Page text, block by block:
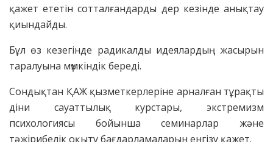
қажет ететін сотталғандарды дер кезінде анықтау
қиындайды.
Бұл өз кезегінде радикалды идеялардың жасырын
таралуына мүмкіндік береді.
Сондықтан ҚАЖ қызметкерлеріне арналған тұрақты
діни сауаттылық курстары, экстремизм
психологиясы бойынша семинарлар және
тәжірибелік оқыту бағдарламаларын енгізу қажет.